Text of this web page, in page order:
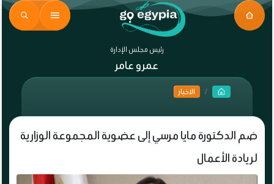
رئيس مجلس الإدارة
عمرو عامر
الاخبار
ضم الدكتورة مايا مرسي إلى عضوية المجموعة الوزارية
لريادة الأعمال